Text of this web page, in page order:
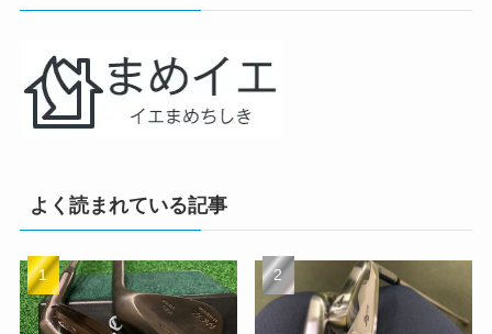
よく読まれている記事